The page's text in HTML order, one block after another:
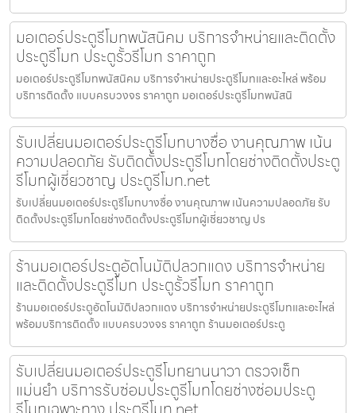
มอเตอร์ประตูรีโมทพนัสนิคม บริการจำหน่ายและติดตั้ง
ประตูรีโมท ประตูรั้วรีโมท ราคาถูก
มอเตอร์ประตูรีโมทพนัสนิคม บริการจำหน่ายประตูรีโมทและอะไหล่ พร้อม
บริการติดตั้ง แบบครบวงจร ราคาถูก มอเตอร์ประตูรีโมทพนัสนิ
รับเปลี่ยนมอเตอร์ประตูรีโมทบางซื่อ งานคุณภาพ เน้น
ความปลอดภัย รับติดตั้งประตูรีโมทโดยช่างติดตั้งประตู
รีโมทผู้เชี่ยวชาญ ประตูรีโมท.net
รับเปลี่ยนมอเตอร์ประตูรีโมทบางซื่อ งานคุณภาพ เน้นความปลอดภัย รับ
ติดตั้งประตูรีโมทโดยช่างติดตั้งประตูรีโมทผู้เชี่ยวชาญ ปร
ร้านมอเตอร์ประตูอัตโนมัติปลวกแดง บริการจำหน่าย
และติดตั้งประตูรีโมท ประตูรั้วรีโมท ราคาถูก
ร้านมอเตอร์ประตูอัตโนมัติปลวกแดง บริการจำหน่ายประตูรีโมทและอะไหล่
พร้อมบริการติดตั้ง แบบครบวงจร ราคาถูก ร้านมอเตอร์ประตู
รับเปลี่ยนมอเตอร์ประตูรีโมทยานนาวา ตรวจเช็ก
แม่นยำ บริการรับซ่อมประตูรีโมทโดยช่างซ่อมประตู